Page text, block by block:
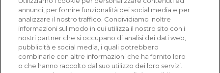
Dicono di noi
1.641 recensioni
Eccellente (4,8)
annunci, per fornire funzionalità dei social media e per
analizzare il nostro traffico. Condividiamo inoltre
informazioni sul modo in cui utilizza il nostro sito con i
nostri partner che si occupano di analisi dei dati web,
pubblicità e social media, i quali potrebbero
combinarle con altre informazioni che ha fornito loro
o che hanno raccolto dal suo utilizzo dei loro servizi.